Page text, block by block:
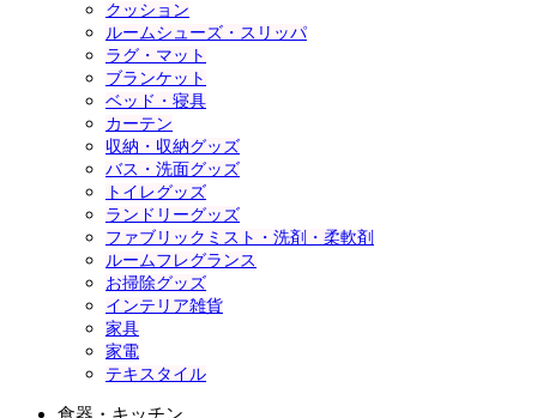
クッション
ルームシューズ・スリッパ
ラグ・マット
ブランケット
ベッド・寝具
カーテン
収納・収納グッズ
バス・洗面グッズ
トイレグッズ
ランドリーグッズ
ファブリックミスト・洗剤・柔軟剤
ルームフレグランス
お掃除グッズ
インテリア雑貨
家具
家電
テキスタイル